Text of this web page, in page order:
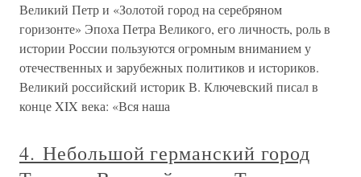
Великий Петр и «Золотой город на серебряном
горизонте» Эпоха Петра Великого, его личность, роль в
истории России пользуются огромным вниманием у
отечественных и зарубежных политиков и историков.
Великий российский историк В. Ключевский писал в
конце XIX века: «Вся наша
4. Небольшой германский город